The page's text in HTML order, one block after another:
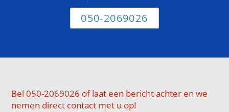
050-2069026
Bel 050-2069026 of laat een bericht achter en we
nemen direct contact met u op!